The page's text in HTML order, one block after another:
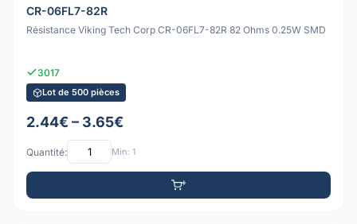
CR-06FL7-82R
Résistance Viking Tech Corp CR-06FL7-82R 82 Ohms 0.25W SMD
3017
Lot de 500 pièces
2.44€ – 3.65€
Quantité: Min: 1